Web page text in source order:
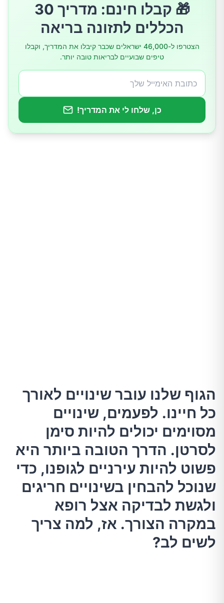
שיעול מתמשך
שינויים בחזה
חום גבוה
צרבת או קלקול קיבה
עייפות
🎁 קבלו חינם: מדריך 30
הכללים לתזונה בריאה
הצטרפו ל-46,000 ישראלים שכבר קיבלו את המדריך, וקבלו
טיפים שבועיים לבריאות טובה יותר.
כן, שלחו לי את המדריך!
הגוף שלנו עובר שינויים לאורך
כל חיינו. לפעמים, שינויים
מסוימים יכולים להיות סימן
לסרטן. הדרך הטובה ביותר היא
פשוט להיות עירניים לגופנו, כדי
שנוכל להבחין בשינויים חריגים
ולגשת לבדיקה אצל רופא
במקרה הצורך. אז, למה צריך
לשים לב?